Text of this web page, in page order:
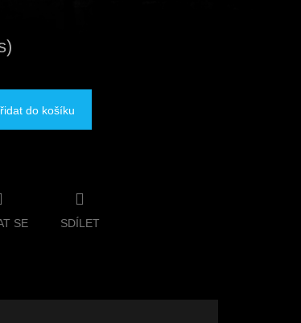
do košíku
SE SDÍLET